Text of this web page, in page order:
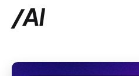
/AI